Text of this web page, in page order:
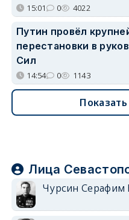
15:01 0 4022
Путин провёл
перестановки в
Сил
14:54 0 1143
Лица
Чурсин Серафим